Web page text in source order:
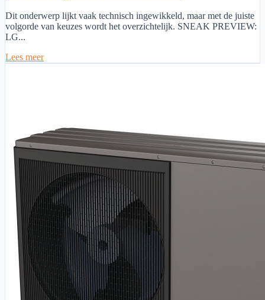
Dit onderwerp lijkt vaak technisch ingewikkeld, maar met de juiste
volgorde van keuzes wordt het overzichtelijk. SNEAK PREVIEW:
LG...
Lees meer